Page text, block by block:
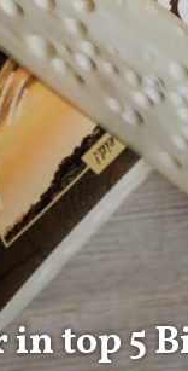
top 5